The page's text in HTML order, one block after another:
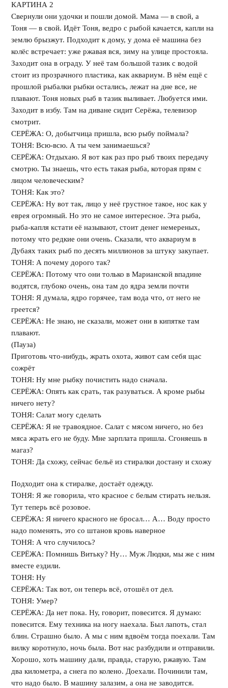
КАРТИНА 2
Свернули они удочки и пошли домой. Мама — в свой, а
Тоня — в свой. Идёт Тоня, ведро с рыбой качается, капли на
землю брызжут. Подходит к дому, у дома её машина без
колёс встречает: уже ржавая вся, зиму на улице простояла.
Заходит она в ограду. У неё там большой тазик с водой
стоит из прозрачного пластика, как аквариум. В нём ещё с
прошлой рыбалки рыбки остались, лежат на дне все, не
плавают. Тоня новых рыб в тазик выливает. Любуется ими.
Заходит в избу. Там на диване сидит Серёжа, телевизор
смотрит.
СЕРЁЖА: О, добытчица пришла, всю рыбу поймала?
ТОНЯ: Всю-всю. А ты чем занимаешься?
СЕРЁЖА: Отдыхаю. Я вот как раз про рыб твоих передачу
смотрю. Ты знаешь, что есть такая рыба, которая прям с
лицом человеческим?
ТОНЯ: Как это?
СЕРЁЖА: Ну вот так, лицо у неё грустное такое, нос как у
еврея огромный. Но это не самое интересное. Эта рыба,
рыба-капля кстати её называют, стоит денег немереных,
потому что редкие они очень. Сказали, что аквариум в
Дубаях таких рыб по десять миллионов за штуку закупает.
ТОНЯ: А почему дорого так?
СЕРЁЖА: Потому что они только в Марианской впадине
водятся, глубоко очень, она там до ядра земли почти
ТОНЯ: Я думала, ядро горячее, там вода что, от него не
греется?
СЕРЁЖА: Не знаю, не сказали, может они в кипятке там
плавают.
(Пауза)
Приготовь что-нибудь, жрать охота, живот сам себя щас
сожрёт
ТОНЯ: Ну мне рыбку почистить надо сначала.
СЕРЁЖА: Опять как срать, так разуваться. А кроме рыбы
ничего нету?
ТОНЯ: Салат могу сделать
СЕРЁЖА: Я не травоядное. Салат с мясом ничего, но без
мяса жрать его не буду. Мне зарплата пришла. Сгоняешь в
магаз?
ТОНЯ: Да схожу, сейчас бельё из стиралки достану и схожу
Подходит она к стиралке, достаёт одежду.
ТОНЯ: Я же говорила, что красное с белым стирать нельзя.
Тут теперь всё розовое.
СЕРЁЖА: Я ничего красного не бросал… А… Воду просто
надо поменять, это со штанов кровь наверное
ТОНЯ: А что случилось?
СЕРЁЖА: Помнишь Витьку? Ну… Муж Людки, мы же с ним
вместе ездили.
ТОНЯ: Ну
СЕРЁЖА: Так вот, он теперь всё, отошёл от дел.
ТОНЯ: Умер?
СЕРЁЖА: Да нет пока. Ну, говорит, повесится. Я думаю:
повесится. Ему техника на ногу наехала. Был лапоть, стал
блин. Страшно было. А мы с ним вдвоём тогда поехали. Там
вилку коротнуло, ночь была. Вот нас разбудили и отправили.
Хорошо, хоть машину дали, правда, старую, ржавую. Там
два километра, а снега по колено. Доехали. Починили там,
что надо было. В машину залазим, а она не заводится.